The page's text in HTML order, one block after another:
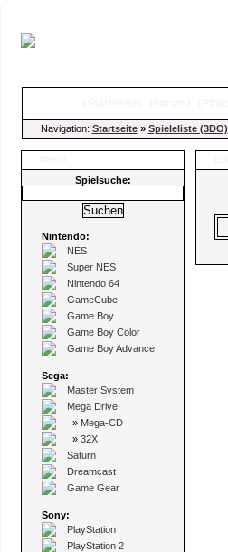
Navigation: Startseite» Spieleliste (3DO)
Spielsuche:
Nintendo:
NES
Super NES
Nintendo 64
GameCube
Game Boy
Game Boy Color
Game Boy Advance
Sega:
Master System
Mega Drive
» Mega-CD
» 32X
Saturn
Dreamcast
Game Gear
Sony:
PlayStation
PlayStation 2